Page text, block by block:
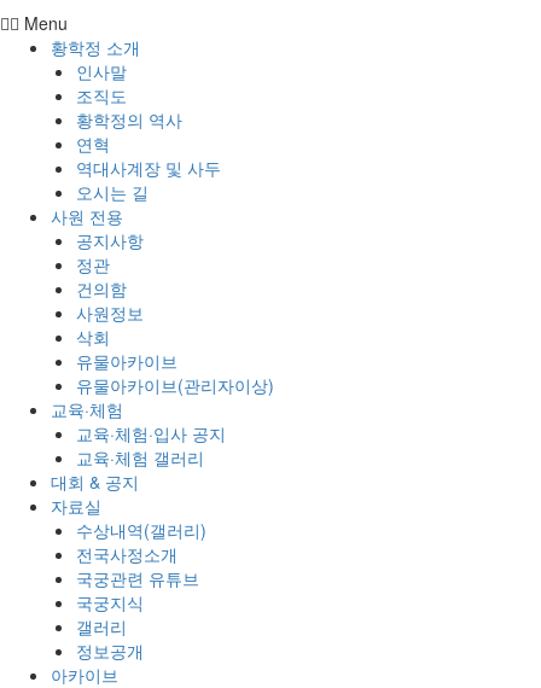
Menu
황학정 소개
인사말
조직도
황학정의 역사
연혁
역대사계장 및 사두
오시는 길
사원 전용
공지사항
정관
건의함
사원정보
삭회
유물아카이브
유물아카이브(관리자이상)
교육·체험
교육·체험·입사 공지
교육·체험 갤러리
대회 & 공지
자료실
수상내역(갤러리)
전국사정소개
국궁관련 유튜브
국궁지식
갤러리
정보공개
아카이브